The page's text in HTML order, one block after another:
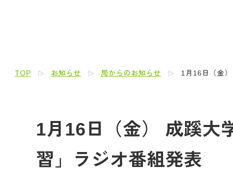
TOP お知らせ 局からのお知らせ 1月16日（金
1月16日（金） 成蹊大
習」ラジオ番組発表